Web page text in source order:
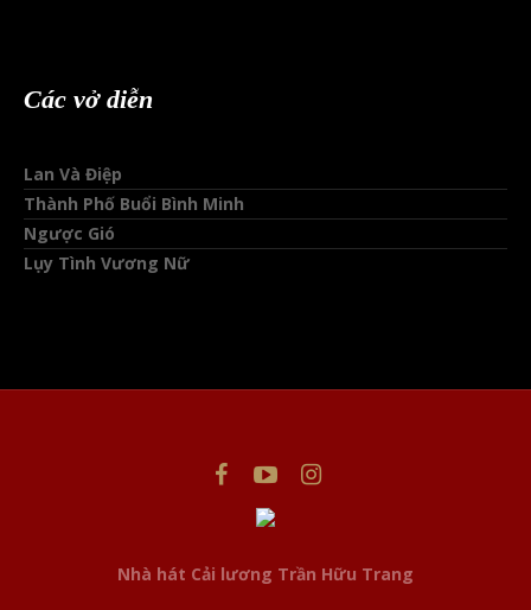
Các vở diễn
Lan Và Điệp
Thành Phố Buổi Bình Minh
Ngược Gió
Lụy Tình Vương Nữ
Nhà hát Cải lương Trần Hữu Trang
assume you're ok with this, but you can opt-out if you wish.